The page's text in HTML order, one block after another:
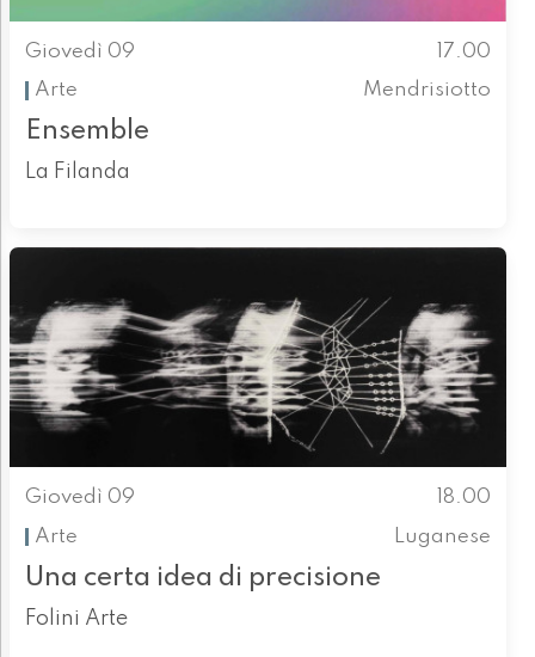
Giovedì 09
17.00
Arte
Mendrisiotto
Ensemble
La Filanda
Giovedì 09
18.00
Arte
Luganese
Una certa idea di precisione
Folini Arte